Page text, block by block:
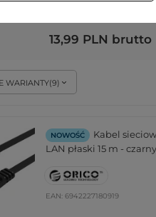
WARIANTY(9)
13,99 PLN brutto
NOWOŚĆ
Kabel
LAN płaski 15 m - czarny
EAN: 6942227180919